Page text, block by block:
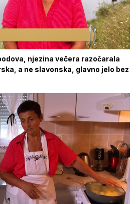
njezina večera razočarala
a ne slavonska, glavno jelo bez